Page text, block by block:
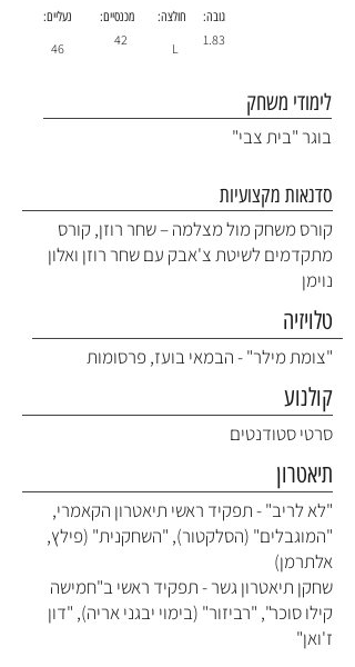
נעליים:
46
מכנסיים:
42
חולצה:
L
גובה:
1.83
לימודי משחק
בוגר "בית צבי"
סדנאות מקצועיות
קורס משחק מול מצלמה – שחר רוזן, קורס
מתקדמים לשיטת צ'אבק עם שחר רוזן ואלון
נוימן
טלויזיה
"צומת מילר" - הבמאי בועז, פרסומות
קולנוע
סרטי סטודנטים
תיאטרון
"לא לריב" - תפקיד ראשי תיאטרון הקאמרי,
"המוגבלים" (הסלקטור), "השחקנית" (פילץ,
אלתרמן)
שחקן תיאטרון גשר - תפקיד ראשי ב"חמישה
קילו סוכר", "רביזור" (בימוי יבגני אריה), "דון
ז'ואן"